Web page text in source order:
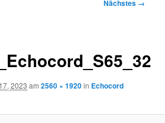
Nächstes →
2023 am2560 × 1920in Echocord